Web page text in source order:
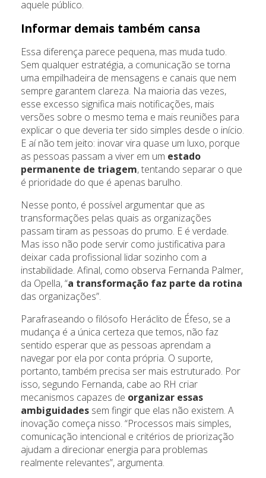
aquele público.
Informar demais também cansa
Essa diferença parece pequena, mas muda tudo.
Sem qualquer estratégia, a comunicação se torna
uma empilhadeira de mensagens e canais que nem
sempre garantem clareza. Na maioria das vezes,
esse excesso significa mais notificações, mais
versões sobre o mesmo tema e mais reuniões para
explicar o que deveria ter sido simples desde o início.
E aí não tem jeito: inovar vira quase um luxo, porque
as pessoas passam a viver em um estado
permanente de triagem, tentando separar o que
é prioridade do que é apenas barulho.
Nesse ponto, é possível argumentar que as
transformações pelas quais as organizações
passam tiram as pessoas do prumo. E é verdade.
Mas isso não pode servir como justificativa para
deixar cada profissional lidar sozinho com a
instabilidade. Afinal, como observa Fernanda Palmer,
da Opella, “a transformação faz parte da rotina
das organizações”.
Parafraseando o filósofo Heráclito de Éfeso, se a
mudança é a única certeza que temos, não faz
sentido esperar que as pessoas aprendam a
navegar por ela por conta própria. O suporte,
portanto, também precisa ser mais estruturado. Por
isso, segundo Fernanda, cabe ao RH criar
mecanismos capazes de organizar essas
ambiguidades sem fingir que elas não existem. A
inovação começa nisso. “Processos mais simples,
comunicação intencional e critérios de priorização
ajudam a direcionar energia para problemas
realmente relevantes”, argumenta.